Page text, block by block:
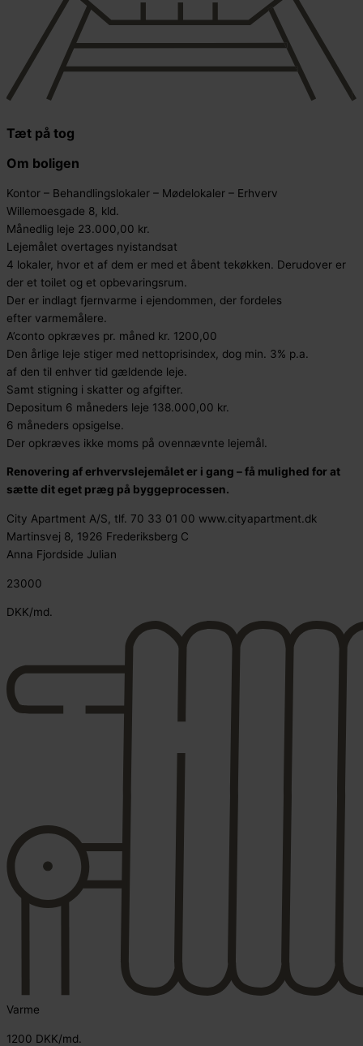
Tæt på tog
Om boligen
Kontor – Behandlingslokaler – Mødelokaler – Erhverv
Willemoesgade 8, kld.
Månedlig leje 23.000,00 kr.
Lejemålet overtages nyistandsat
4 lokaler, hvor et af dem er med et åbent tekøkken. Derudover er
der et toilet og et opbevaringsrum.
Der er indlagt fjernvarme i ejendommen, der fordeles
efter varmemålere.
A’conto opkræves pr. måned kr. 1200,00
Den årlige leje stiger med nettoprisindex, dog min. 3% p.a.
af den til enhver tid gældende leje.
Samt stigning i skatter og afgifter.
Depositum 6 måneders leje 138.000,00 kr.
6 måneders opsigelse.
Der opkræves ikke moms på ovennævnte lejemål.
Renovering af erhvervslejemålet er i gang – få mulighed for at
sætte dit eget præg på byggeprocessen.
City Apartment A/S, tlf. 70 33 01 00 www.cityapartment.dk
Martinsvej 8, 1926 Frederiksberg C
Anna Fjordside Julian
23000
DKK/md.
Varme
1200 DKK/md.